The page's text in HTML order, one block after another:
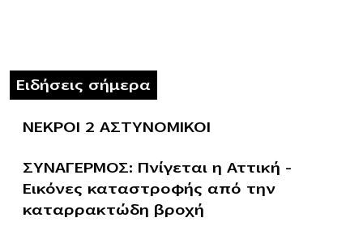
Ειδήσεις σήμερα
ΝΕΚΡΟΙ 2 ΑΣΤΥΝΟΜΙΚΟΙ
ΣΥΝΑΓΕΡΜΟΣ: Πνίγεται η Αττική –
Εικόνες καταστροφής από την
καταρρακτώδη βροχή